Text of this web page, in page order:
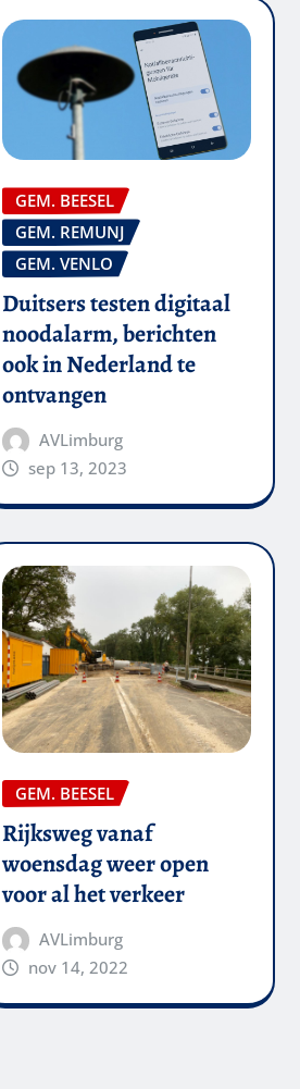
GEM. BEESEL
GEM. REMUNJ
GEM. VENLO
Duitsers testen digitaal
noodalarm, berichten
ook in Nederland te
ontvangen
AVLimburg
sep 13, 2023
GEM. BEESEL
Rijksweg vanaf
woensdag weer open
voor al het verkeer
AVLimburg
nov 14, 2022